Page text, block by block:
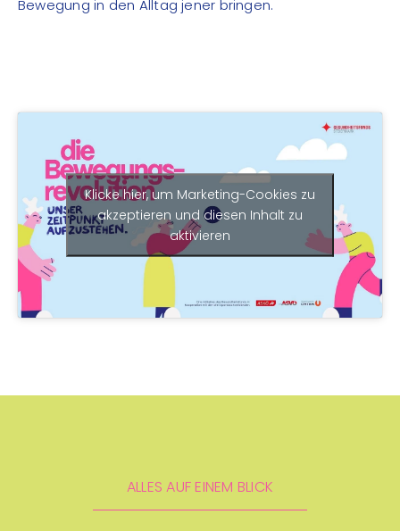
Bewegung in den Alltag jener bringen.
Klicke hier, um Marketing-Cookies zu
akzeptieren und diesen Inhalt zu
aktivieren
ALLES AUF EINEM BLICK